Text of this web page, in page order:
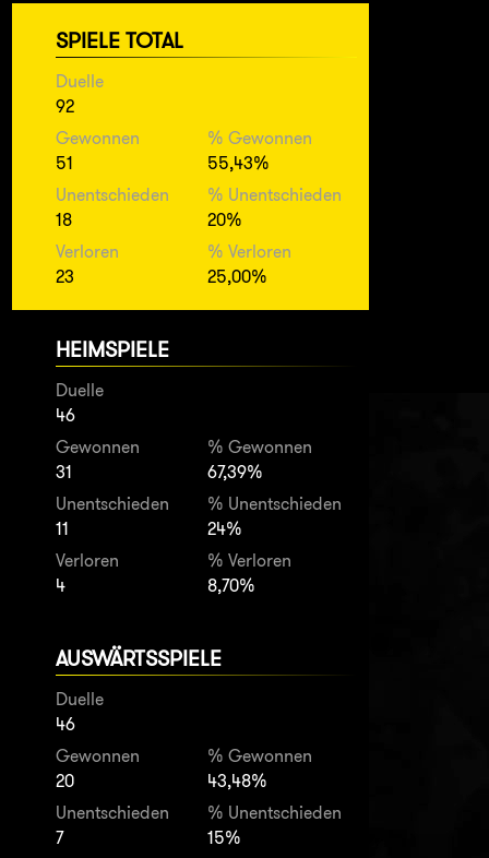
SPIELE TOTAL
Duelle
92
Gewonnen
51
% Gewonnen
55,43%
Unentschieden
18
% Unentschieden
20%
Verloren
23
% Verloren
25,00%
HEIMSPIELE
Duelle
46
Gewonnen
31
% Gewonnen
67,39%
Unentschieden
11
% Unentschieden
24%
Verloren
4
% Verloren
8,70%
AUSWÄRTSSPIELE
Duelle
46
Gewonnen
20
% Gewonnen
43,48%
Unentschieden
7
% Unentschieden
15%